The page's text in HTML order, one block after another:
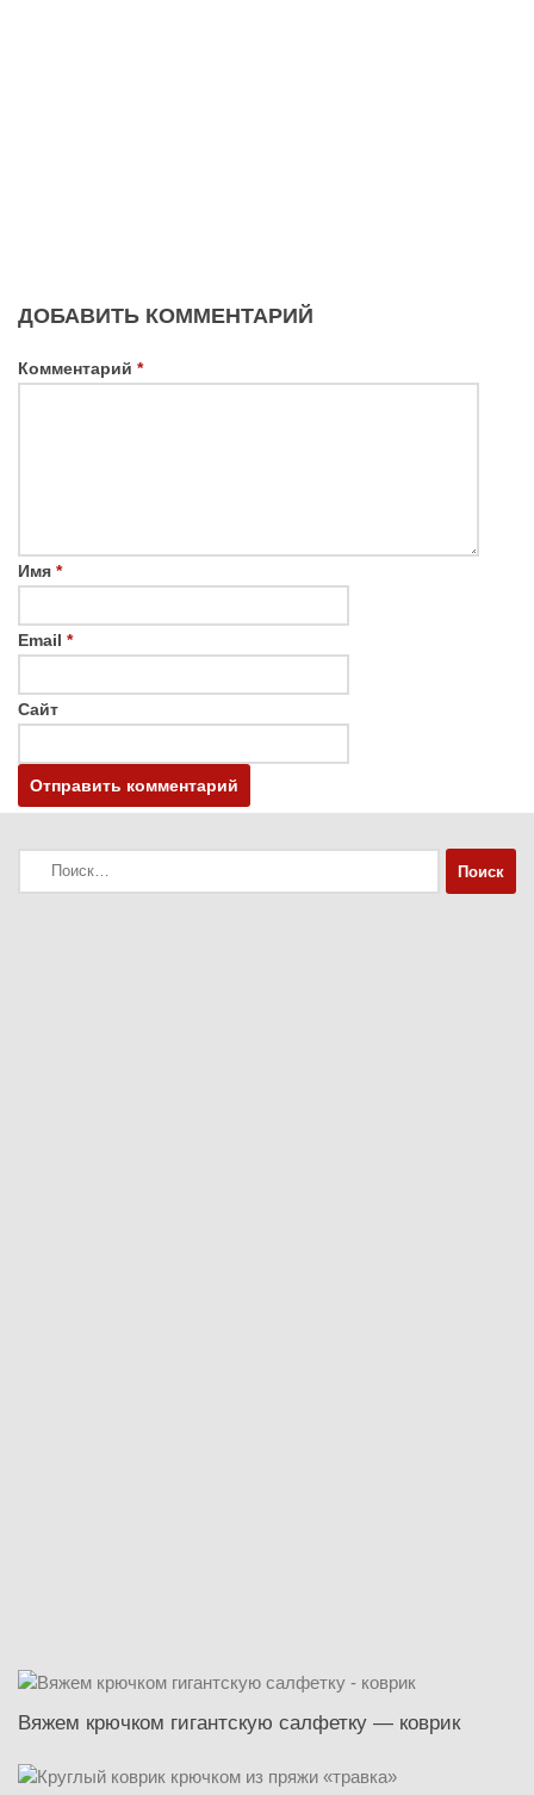
ДОБАВИТЬ КОММЕНТАРИЙ
Комментарий *
Имя *
Email *
Сайт
Найти:
Вяжем крючком гигантскую салфетку — коврик